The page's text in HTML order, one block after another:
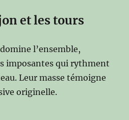
et les tours
domine l’ensemble,
imposantes qui rythment
Leur masse témoigne
originelle.